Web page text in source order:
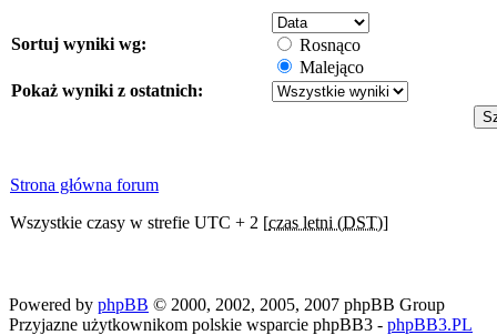
Sortuj wyniki wg:
Rosnąco
Malejąco
Pokaż wyniki z ostatnich:
Strona główna forum
Wszystkie czasy w strefie UTC + 2 [czas letni (DST)]
Powered by phpBB © 2000, 2002, 2005, 2007 phpBB Group
Przyjazne użytkownikom polskie wsparcie phpBB3 - phpBB3.PL